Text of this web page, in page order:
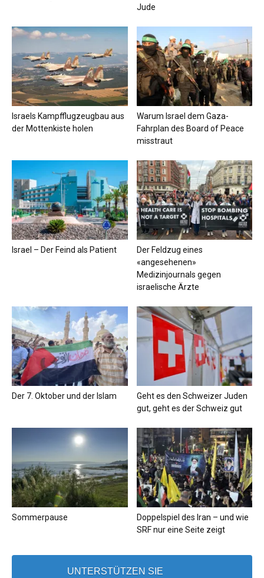
Jude
Israels Kampfflugzeugbau aus
der Mottenkiste holen
Warum Israel dem Gaza-
Fahrplan des Board of Peace
misstraut
Israel – Der Feind als Patient
Der Feldzug eines
«angesehenen»
Medizinjournals gegen
israelische Ärzte
Der 7. Oktober und der Islam
Geht es den Schweizer Juden
gut, geht es der Schweiz gut
Sommerpause
Doppelspiel des Iran – und wie
SRF nur eine Seite zeigt
UNTERSTÜTZEN SIE